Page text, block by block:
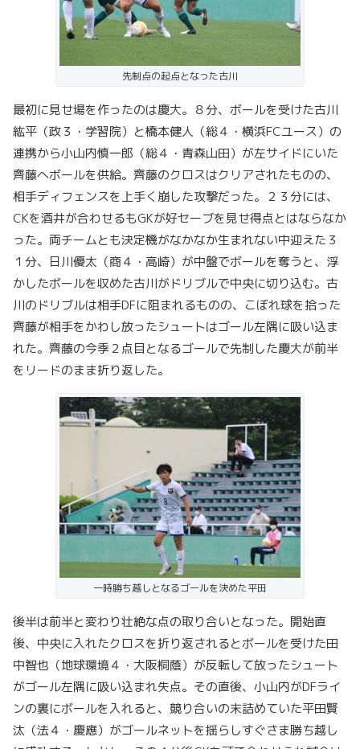
先制点の起点となった古川
最初に見せ場を作ったのは慶大。８分、ボールを受けた古川
紘平（政３・学習院）と橋本健人（総４・横浜FCユース）の
連携から小山内慎一郎（総４・青森山田）が左サイドにいた
齊藤へボールを供給。齊藤のクロスはクリアされたものの、
相手ディフェンスを上手く崩した攻撃だった。２３分には、
CKを酒井が合わせるもGKが好セーブを見せ得点とはならなか
った。両チームとも決定機がなかなか生まれない中迎えた３
１分、日川優太（商４・高崎）が中盤でボールを奪うと、浮
かしたボールを収めた古川がドリブルで中央に切り込む。古
川のドリブルは相手DFに阻まれるものの、こぼれ球を拾った
齊藤が相手をかわし放ったシュートはゴール左隅に吸い込ま
れた。齊藤の今季２点目となるゴールで先制した慶大が前半
をリードのまま折り返した。
一時勝ち越しとなるゴールを決めた平田
後半は前半と変わり壮絶な点の取り合いとなった。開始直
後、中央に入れたクロスを折り返されるとボールを受けた田
中智也（地球環境４・大阪桐蔭）が反転して放ったシュート
がゴール左隅に吸い込まれ失点。その直後、小山内がDFライ
ンの裏にボールを入れると、競り合いの末詰めていた平田賢
汰（法４・慶應）がゴールネットを揺らしすぐさま勝ち越し